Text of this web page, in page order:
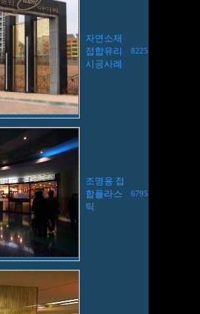
자연소재
접합유리
시공사례
8225
조명용 접
합플라스
틱
6795